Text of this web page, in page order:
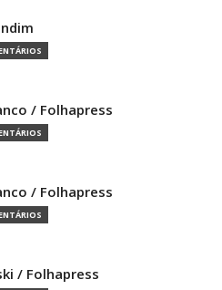
/ Folhapress
/ Folhapress
/ Folhapress